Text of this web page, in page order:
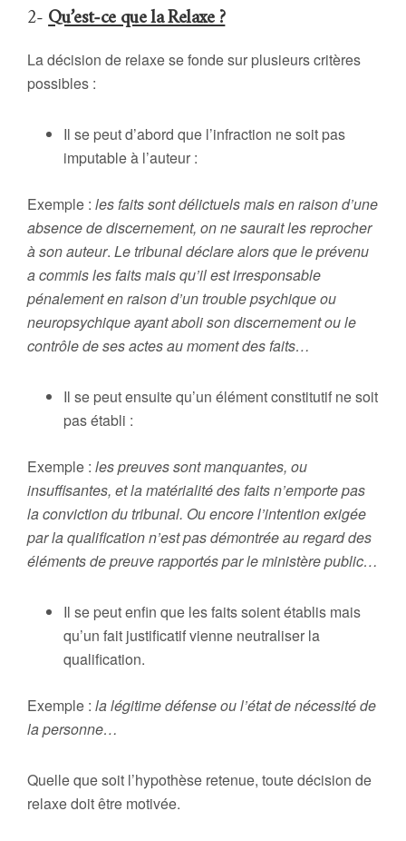
2-Qu’est-ce que la Relaxe ?
La décision de relaxe se fonde sur plusieurs critères
possibles :
Il se peut d’abord que l’infraction ne soit pas
imputable à l’auteur :
Exemple : les faits sont délictuels mais en raison d’une
absence de discernement, on ne saurait les reprocher
à son auteur. Le tribunal déclare alors que le prévenu
a commis les faits mais qu’il est irresponsable
pénalement en raison d’un trouble psychique ou
neuropsychique ayant aboli son discernement ou le
contrôle de ses actes au moment des faits…
Il se peut ensuite qu’un élément constitutif ne soit
pas établi :
Exemple : les preuves sont manquantes, ou
insuffisantes, et la matérialité des faits n’emporte pas
la conviction du tribunal. Ou encore l’intention exigée
par la qualification n’est pas démontrée au regard des
éléments de preuve rapportés par le ministère public…
Il se peut enfin que les faits soient établis mais
qu’un fait justificatif vienne neutraliser la
qualification.
Exemple : la légitime défense ou l’état de nécessité de
la personne…
Quelle que soit l’hypothèse retenue, toute décision de
relaxe doit être motivée.